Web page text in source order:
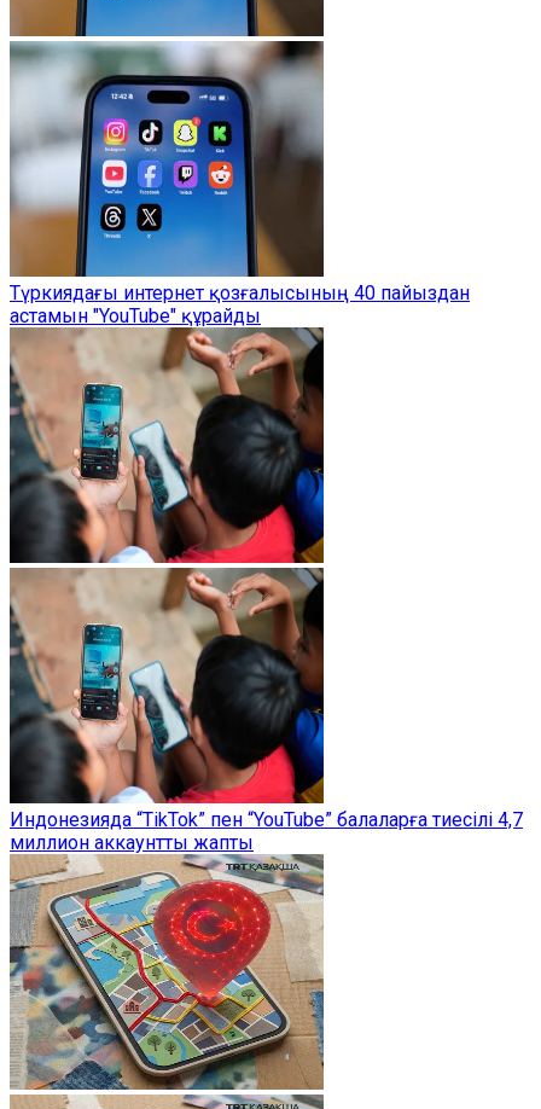
Түркиядағы интернет қозғалысының 40 пайыздан
астамын "YouTube" құрайды
Индонезияда “TikTok” пен “YouTube” балаларға тиесілі 4,7
миллион аккаунтты жапты